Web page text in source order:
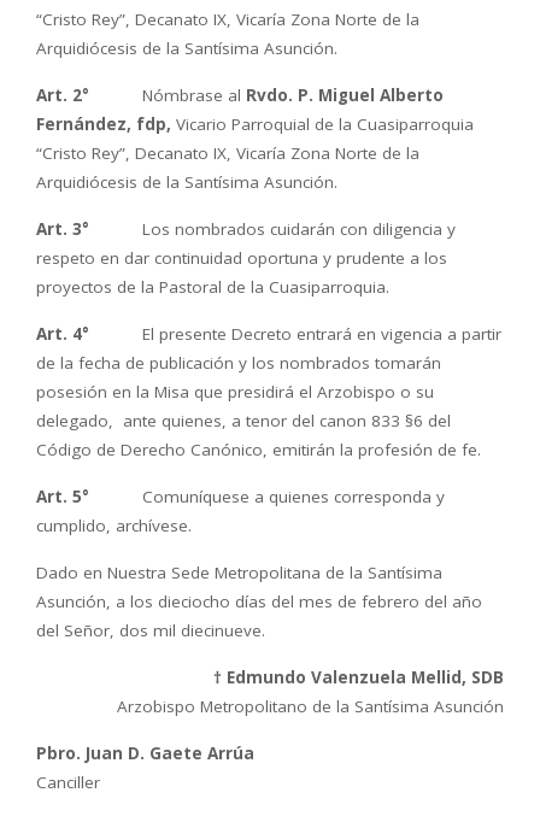
“Cristo Rey”, Decanato IX, Vicaría Zona Norte de la
Arquidiócesis de la Santísima Asunción.
Art. 2° Nómbrase al Rvdo. P. Miguel Alberto
Fernández, fdp, Vicario Parroquial de la Cuasiparroquia
“Cristo Rey”, Decanato IX, Vicaría Zona Norte de la
Arquidiócesis de la Santísima Asunción.
Art. 3° Los nombrados cuidarán con diligencia y
respeto en dar continuidad oportuna y prudente a los
proyectos de la Pastoral de la Cuasiparroquia.
Art. 4° El presente Decreto entrará en vigencia a partir
de la fecha de publicación y los nombrados tomarán
posesión en la Misa que presidirá el Arzobispo o su
delegado, ante quienes, a tenor del canon 833 §6 del
Código de Derecho Canónico, emitirán la profesión de fe.
Art. 5° Comuníquese a quienes corresponda y
cumplido, archívese.
Dado en Nuestra Sede Metropolitana de la Santísima
Asunción, a los dieciocho días del mes de febrero del año
del Señor, dos mil diecinueve.
† Edmundo Valenzuela Mellid, SDB
Arzobispo Metropolitano de la Santísima Asunción
Pbro. Juan D. Gaete Arrúa
Canciller